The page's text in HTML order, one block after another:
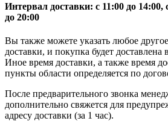
Интервал доставки: с 11:00 до 14:00,
до 20:00
Вы также можете указать любое
доставки, и покупка будет
Иное время доставки, а также время
пункты области определяется по
После предварительного звонка
дополнительно свяжется для
адресу доставки (за 1 час).